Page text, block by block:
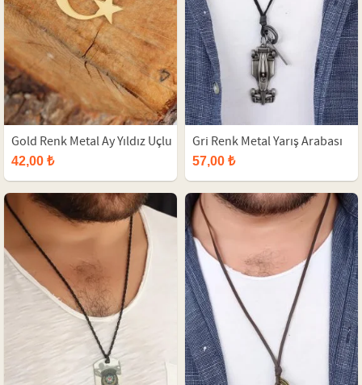
Gold Renk Metal Ay Yıldız Uçlu
Top Zincirli Erkek Kolye
42,00 ₺
Gri Renk Metal Yarış Arabası
Figür Aksesuarlı Deri İpli
57,00 ₺